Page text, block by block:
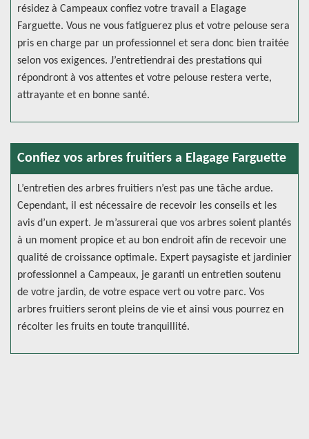
résidez à Campeaux confiez votre travail a Elagage
Farguette. Vous ne vous fatiguerez plus et votre pelouse sera
pris en charge par un professionnel et sera donc bien traitée
selon vos exigences. J’entretiendrai des prestations qui
répondront à vos attentes et votre pelouse restera verte,
attrayante et en bonne santé.
Confiez vos arbres fruitiers a Elagage Farguette
L’entretien des arbres fruitiers n’est pas une tâche ardue.
Cependant, il est nécessaire de recevoir les conseils et les
avis d’un expert. Je m’assurerai que vos arbres soient plantés
à un moment propice et au bon endroit afin de recevoir une
qualité de croissance optimale. Expert paysagiste et jardinier
professionnel a Campeaux, je garanti un entretien soutenu
de votre jardin, de votre espace vert ou votre parc. Vos
arbres fruitiers seront pleins de vie et ainsi vous pourrez en
récolter les fruits en toute tranquillité.